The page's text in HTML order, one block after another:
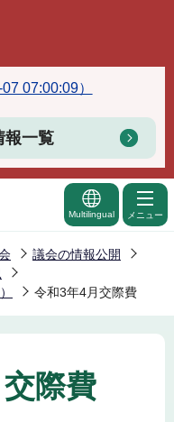
07:00:09）
報一覧
Multilingual メニュー
議会の情報公開
令和3年4月交際費
際費